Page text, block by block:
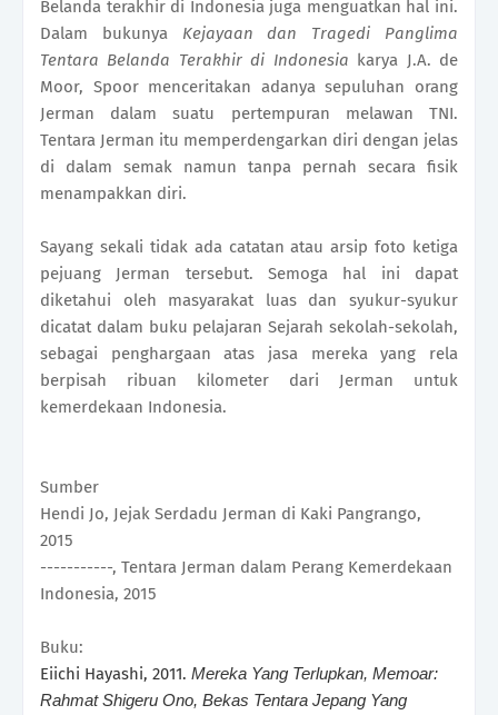
Belanda terakhir di Indonesia juga menguatkan hal ini.
Dalam bukunya Kejayaan dan Tragedi Panglima
Tentara Belanda Terakhir di Indonesia karya J.A. de
Moor, Spoor menceritakan adanya sepuluhan orang
Jerman dalam suatu pertempuran melawan TNI.
Tentara Jerman itu memperdengarkan diri dengan jelas
di dalam semak namun tanpa pernah secara fisik
menampakkan diri.
Sayang sekali tidak ada catatan atau arsip foto ketiga
pejuang Jerman tersebut. Semoga hal ini dapat
diketahui oleh masyarakat luas dan syukur-syukur
dicatat dalam buku pelajaran Sejarah sekolah-sekolah,
sebagai penghargaan atas jasa mereka yang rela
berpisah ribuan kilometer dari Jerman untuk
kemerdekaan Indonesia.
Sumber
Hendi Jo, Jejak Serdadu Jerman di Kaki Pangrango,
2015
-----------, Tentara Jerman dalam Perang Kemerdekaan
Indonesia, 2015
Buku:
Eiichi Hayashi, 2011. Mereka Yang Terlupkan, Memoar:
Rahmat Shigeru Ono, Bekas Tentara Jepang Yang